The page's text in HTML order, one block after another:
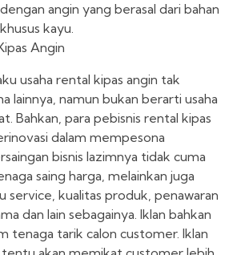
angin yang berasal dari bahan
kayu.
Angin
usaha rental kipas angin tak
lainnya, namun bukan berarti usaha
Bahkan, para pebisnis rental kipas
dalam mempesona
bisnis lazimnya tidak cuma
saing harga, melainkan juga
service, kualitas produk, penawaran
dan lain sebagainya. Iklan bahkan
tenaga tarik calon customer. Iklan